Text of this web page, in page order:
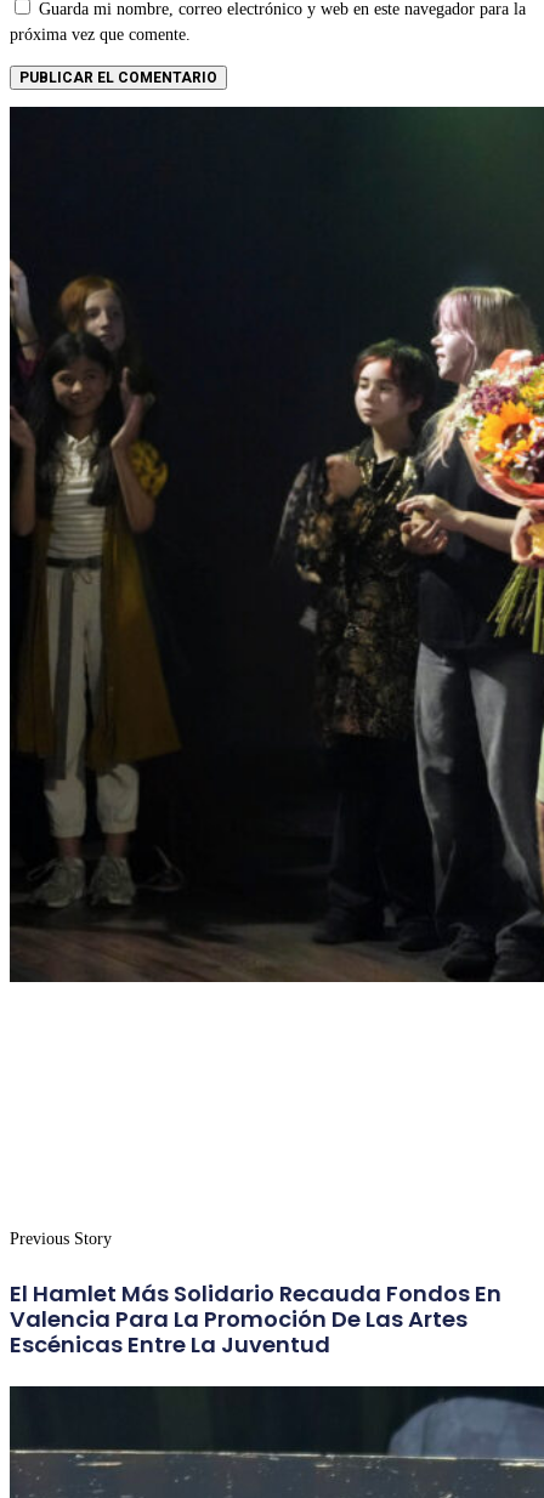
Guarda mi nombre, correo electrónico y web en este navegador para la
próxima vez que comente.
Previous Story
El Hamlet Más Solidario Recauda Fondos En
Valencia Para La Promoción De Las Artes
Escénicas Entre La Juventud